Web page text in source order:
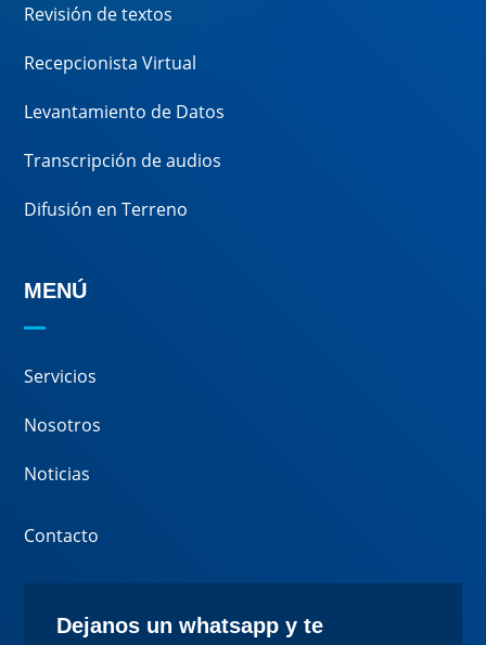
Revisión de textos
Recepcionista Virtual
Levantamiento de Datos
Transcripción de audios
Difusión en Terreno
MENÚ
Servicios
Nosotros
Noticias
Contacto
Dejanos un whatsapp y te